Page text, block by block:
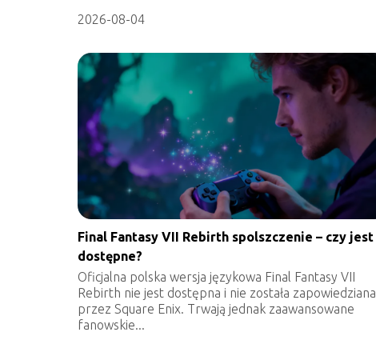
2026-08-04
Final Fantasy VII Rebirth spolszczenie – czy jest
dostępne?
Oficjalna polska wersja językowa Final Fantasy VII
Rebirth nie jest dostępna i nie została zapowiedziana
przez Square Enix. Trwają jednak zaawansowane
fanowskie...